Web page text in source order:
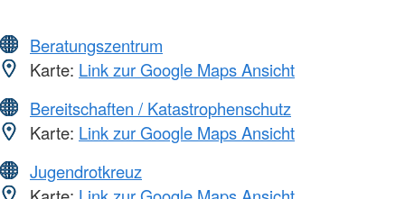
Beratungszentrum
Karte: Link zur Google Maps Ansicht
Bereitschaften / Katastrophenschutz
Karte: Link zur Google Maps Ansicht
Jugendrotkreuz